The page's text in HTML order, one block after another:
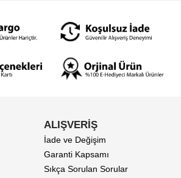
ALIŞVERİŞ
İade ve Değişim
Garanti Kapsamı
Sıkça Sorulan Sorular